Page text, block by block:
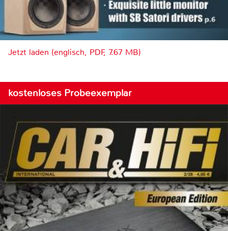
Jetzt laden (englisch, PDF, 7.67 MB)
kostenloses Probeexemplar